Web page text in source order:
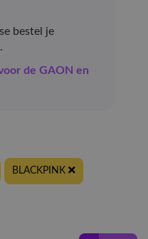
bestel je
de GAON en
BLACKPINK